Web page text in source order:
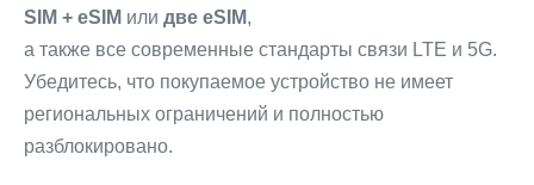
SIM + eSIM или две eSIM,
а также все современные стандарты связи LTE и 5G.
Убедитесь, что покупаемое устройство не имеет
региональных ограничений и полностью
разблокировано.